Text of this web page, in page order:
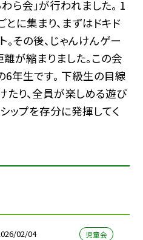
ら会」が行われました。 1
に集まり、まずはドキド
その後、じゃんけんゲー
が縮まりました。この会
6年生です。 下級生の目線
たり、全員が楽しめる遊び
ップを存分に発揮してく
02/04 児童会